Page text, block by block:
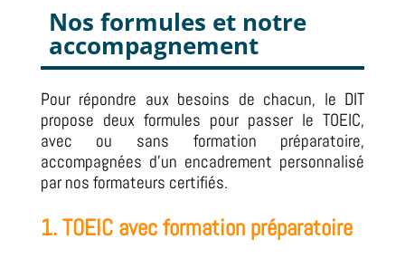
Nos formules et notre
accompagnement
Pour répondre aux besoins de chacun, le DIT
propose deux formules pour passer le TOEIC,
avec ou sans formation préparatoire,
accompagnées d’un encadrement personnalisé
par nos formateurs certifiés.
1. TOEIC avec formation préparatoire